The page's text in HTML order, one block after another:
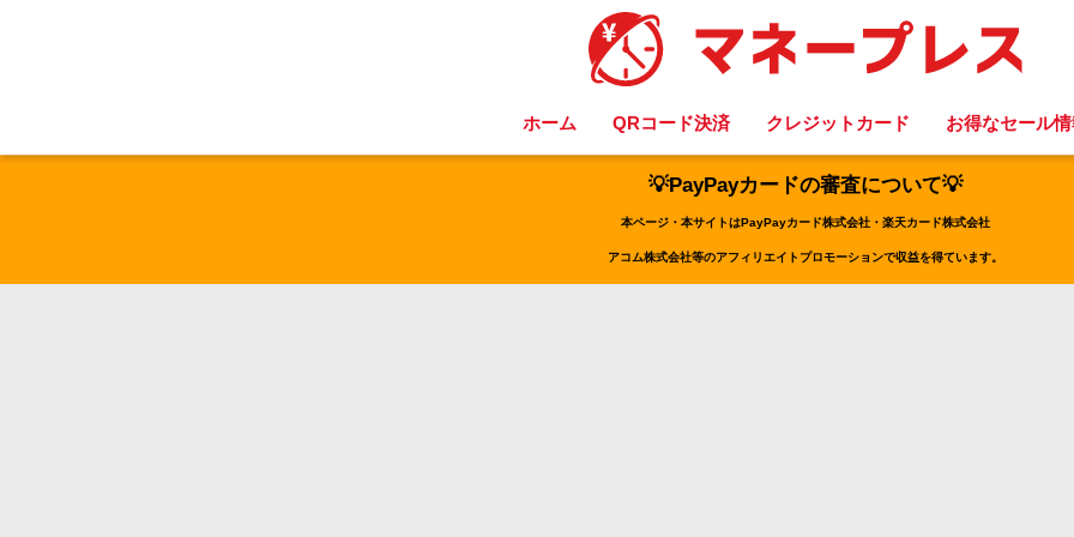
ホーム QRコード決済 クレジットカード お得なセール
💡PayPayカードの審査について💡
本ページ・本サイトはPayPayカード株式会社・楽天カード株式会社
アコム株式会社等のアフィリエイトプロモーションで収益を得ています。